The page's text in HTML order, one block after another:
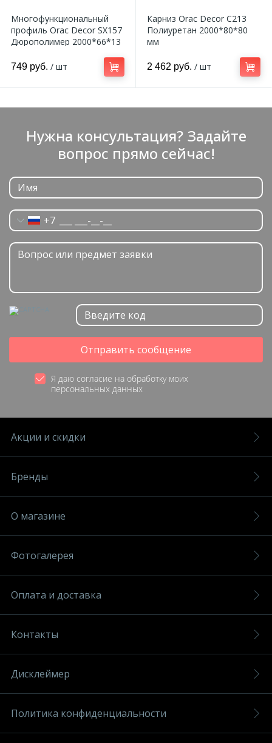
Многофункциональный
профиль Orac Decor SX157
Дюрополимер 2000*66*13
749 руб. / шт
Карниз Orac Decor C213
Полиуретан 2000*80*80
мм
2 462 руб. / шт
Нужна консультация? Задайте
вопрос прямо сейчас!
+7
Отправить сообщение
Я даю согласие на обработку моих
персональных данных
Акции и скидки
Бренды
О магазине
Фотогалерея
Оплата и доставка
Контакты
Дисклеймер
Политика конфиденциальности